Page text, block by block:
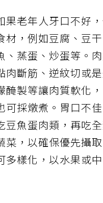
果老年人牙口不好
材，例如豆腐、豆
、蒸蛋、炒蛋等。
肉斷筋、逆紋切或
醃製等讓肉質軟化
可採燉煮。胃口不
豆魚蛋肉類，再吃
菜，以確保優先攝
多樣化，以水果或